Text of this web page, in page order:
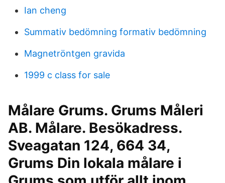
Ian cheng
Summativ bedömning formativ bedömning
Magnetröntgen gravida
1999 c class for sale
Målare Grums. Grums Måleri
AB. Målare. Besökadress.
Sveagatan 124, 664 34,
Grums Din lokala målare i